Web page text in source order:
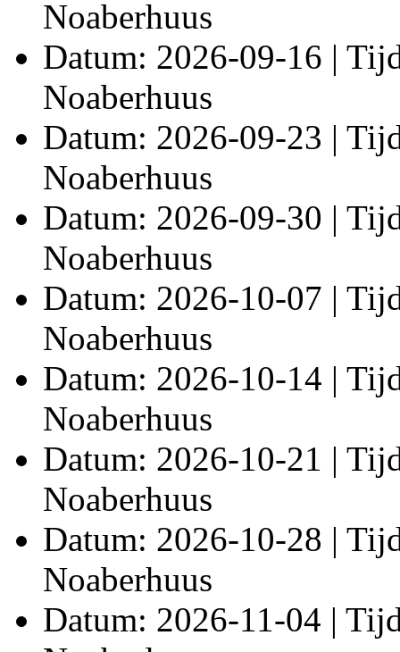
Noaberhuus
Datum: 2026-09-16 |
Noaberhuus
Datum: 2026-09-23 |
Noaberhuus
Datum: 2026-09-30 |
Noaberhuus
Datum: 2026-10-07 |
Noaberhuus
Datum: 2026-10-14 |
Noaberhuus
Datum: 2026-10-21 |
Noaberhuus
Datum: 2026-10-28 |
Noaberhuus
Datum: 2026-11-04 |